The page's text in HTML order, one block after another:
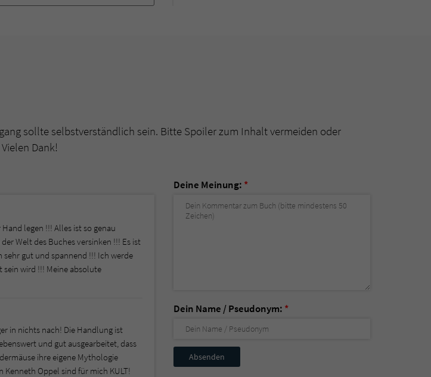
sollte selbstverständlich sein. Bitte Spoiler zum Inhalt vermeiden oder
Dank!
legen !!! Alles ist so genau
Welt des Buches versinken !!! Es ist
gut und spannend !!! Ich werde
sein wird !!! Meine absolute
in nichts nach! Die Handlung ist
und gut ausgearbeitet, dass
ihre eigene Mythologie
Oppel sind für mich KULT!
Deine Meinung: *
Dein Name / Pseudonym: *
Nicht
ausfüllen!